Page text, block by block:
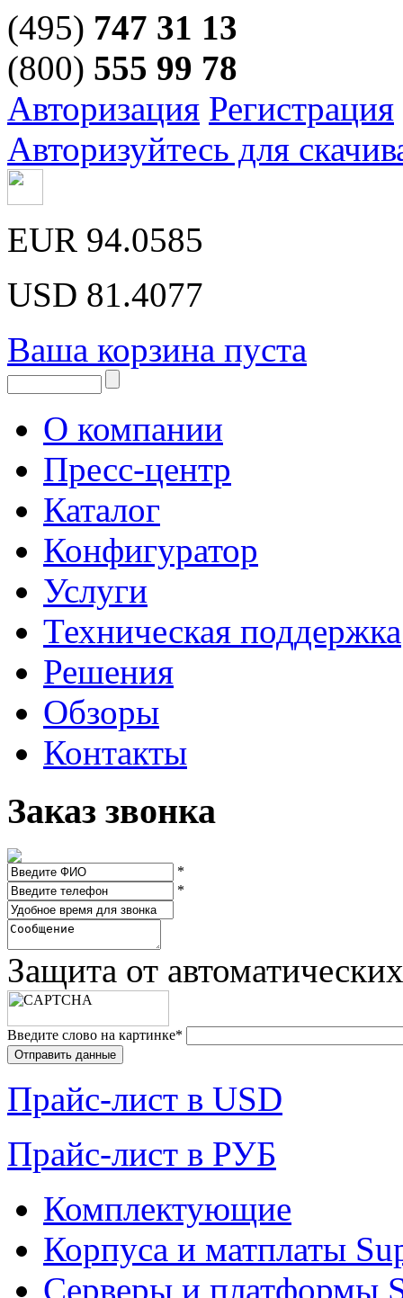
(495) 747 31 13
(800) 555 99 78
Авторизация Регистрация
Авторизуйтесь для
EUR 94.0585
USD 81.4077
Ваша корзина пуста
О компании
Пресс-центр
Каталог
Конфигуратор
Услуги
Техническая поддержка
Решения
Обзоры
Контакты
Заказ звонка
*
*
Защита от
Введите слово на картинке*
Прайc-лист в USD
Прайc-лист в РУБ
Комплектующие
Корпуса и матплаты
Серверы и платформы